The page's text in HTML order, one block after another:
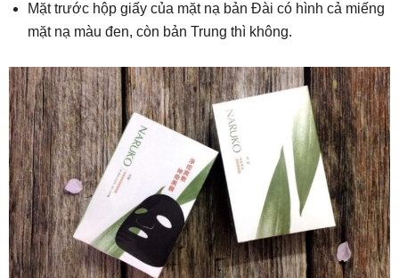
Mặt trước hộp giấy của mặt nạ bản Đài có hình cả miếng
mặt nạ màu đen, còn bản Trung thì không.